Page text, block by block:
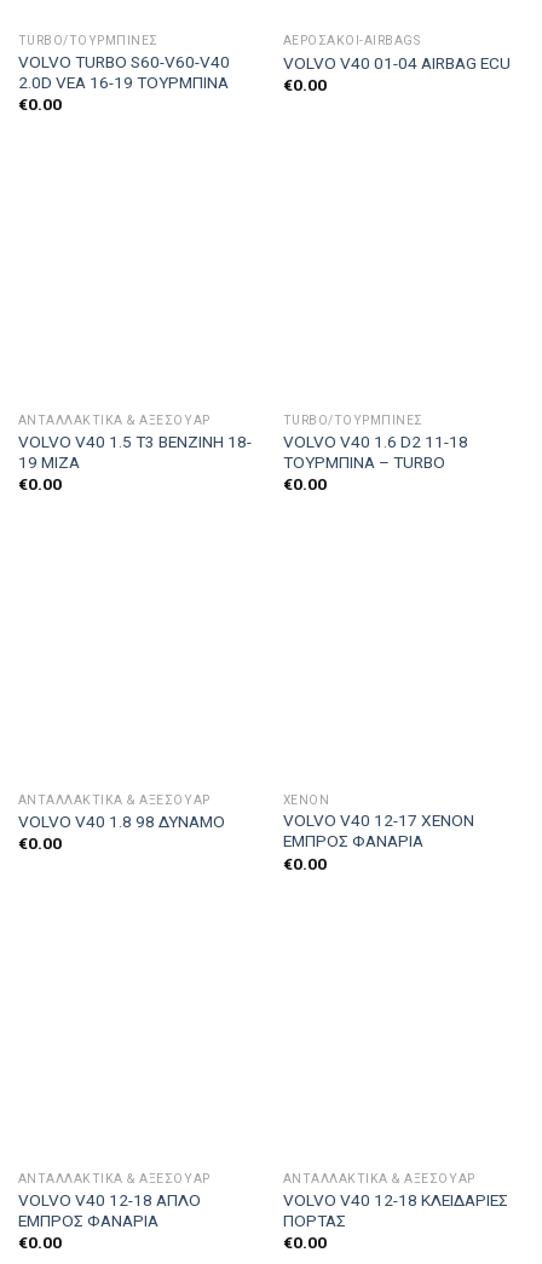
TURBO/ΤΟΥΡΜΠΊΝΕΣ
VOLVO TURBO S60-V60-V40
2.0D VEA 16-19 ΤΟΥΡΜΠΙΝΑ
€0.00
ΑΕΡΌΣΑΚΟΙ-AIRBAGS
VOLVO V40 01-04 AIRBAG ECU
€0.00
ΑΝΤΑΛΛΑΚΤΙΚΑ & ΑΞΕΣΟΥΆΡ
VOLVO V40 1.5 T3 BENZINH 18-
19 ΜΙΖΑ
€0.00
TURBO/ΤΟΥΡΜΠΊΝΕΣ
VOLVO V40 1.6 D2 11-18
ΤΟΥΡΜΠΙΝΑ – TURBO
€0.00
ΑΝΤΑΛΛΑΚΤΙΚΑ & ΑΞΕΣΟΥΆΡ
VOLVO V40 1.8 98 ΔΥΝΑΜΟ
€0.00
XENON
VOLVO V40 12-17 XENON
ΕΜΠΡΟΣ ΦΑΝΑΡΙΑ
€0.00
ΑΝΤΑΛΛΑΚΤΙΚΑ & ΑΞΕΣΟΥΆΡ
VOLVO V40 12-18 ΑΠΛΟ
ΕΜΠΡΟΣ ΦΑΝΑΡΙΑ
€0.00
ΑΝΤΑΛΛΑΚΤΙΚΑ & ΑΞΕΣΟΥΆΡ
VOLVO V40 12-18 ΚΛΕΙΔΑΡΙΕΣ
ΠΟΡΤΑΣ
€0.00